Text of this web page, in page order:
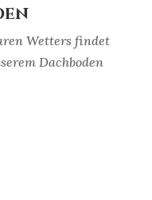
Wetters findet
Dachboden